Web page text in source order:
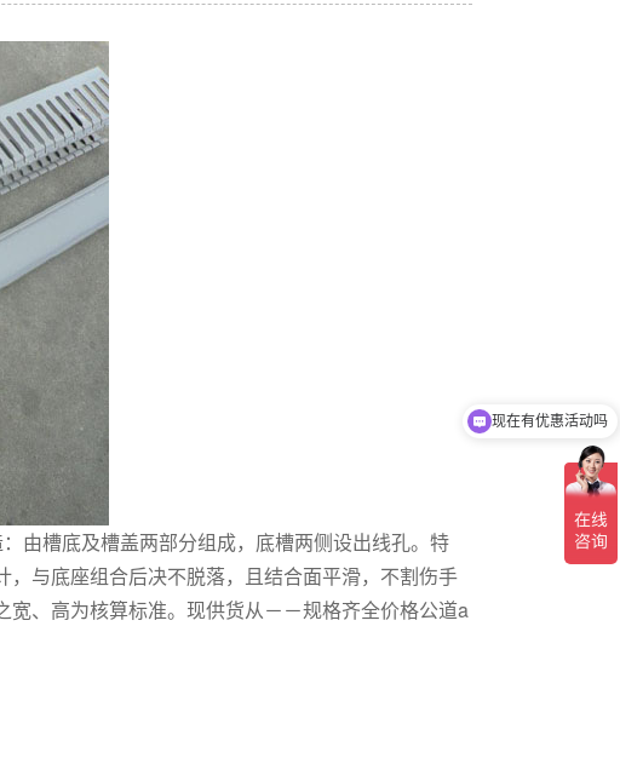
由槽底及槽盖两部分组成，底槽两侧设出线孔。特
与底座组合后决不脱落，且结合面平滑，不割伤手
、高为核算标准。现供货从－－规格齐全价格公道a
现在有优惠活动吗